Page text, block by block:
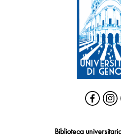
Biblioteca